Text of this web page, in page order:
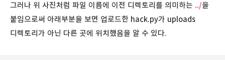
그러나 위 사진처럼 파일 이름에 이전 디렉토리를 의미하는 ../을
붙임으로써 아래부분을 보면 업로드한 hack.py가 uploads
디렉토리가 아닌 다른 곳에 위치했음을 알 수 있다.